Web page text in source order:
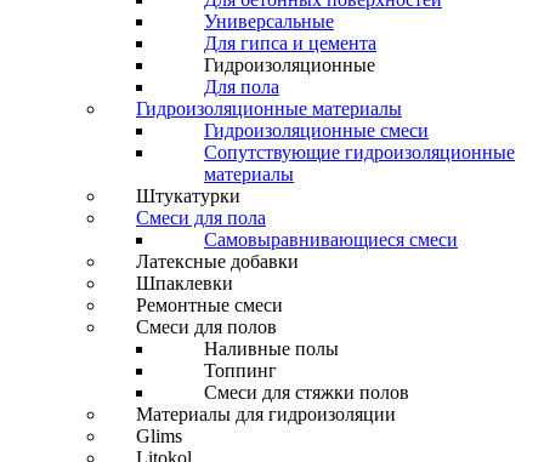
Универсальные
Для гипса и цемента
Гидроизоляционные
Для пола
Гидроизоляционные материалы
Гидроизоляционные смеси
Сопутствующие гидроизоляционные
материалы
Штукатурки
Смеси для пола
Самовыравнивающиеся смеси
Латексные добавки
Шпаклевки
Ремонтные смеси
Смеси для полов
Наливные полы
Топпинг
Смеси для стяжки полов
Материалы для гидроизоляции
Glims
Litokol